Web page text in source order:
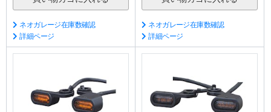
ネオガレージ在庫数確認
詳細ページ
ネオガレージ在庫数確認
詳細ページ